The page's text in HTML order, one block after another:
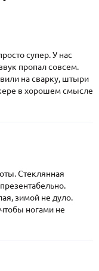
супер. У нас
пропал совсем.
на сварку, штыри
в хорошем смысле
Стеклянная
зимой не дуло.
ногами не